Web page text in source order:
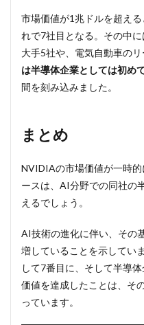
市場価値が1兆ドルを超え
れで7社目となる。その中
大手5社や、電気自動車のリ
は半導体企業としては初め
間を刻み込みました。
まとめ
NVIDIAの市場価値が一時
ースは、AI分野での同社の
えるでしょう。
AI技術の進化に伴い、その
増していることを示してい
して7番目に、そして半導
価値を達成したことは、そ
っています。